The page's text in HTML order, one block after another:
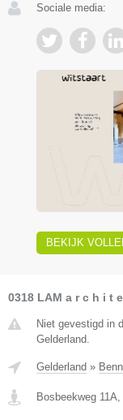
Sociale media:
BEKIJK
0318 LAM a r c h i t
Niet gevestigd in
Gelderland.
Gelderland »
Bosbeekweg 11A,